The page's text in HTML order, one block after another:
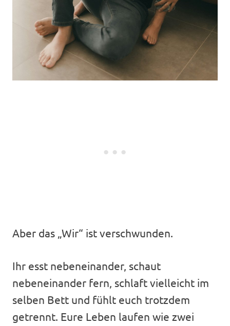
Aber das „Wir“ ist verschwunden.
Ihr esst nebeneinander, schaut
nebeneinander fern, schlaft vielleicht im
selben Bett und fühlt euch trotzdem
getrennt. Eure Leben laufen wie zwei